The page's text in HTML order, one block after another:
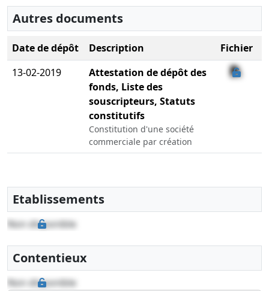
Autres documents
Date de dépôt Description
Fichier
13-02-2019
Attestation de dépôt des
fonds, Liste des
souscripteurs, Statuts
constitutifs
Constitution d'une société
commerciale par création
Etablissements
Non disponible
Contentieux
Non disponible